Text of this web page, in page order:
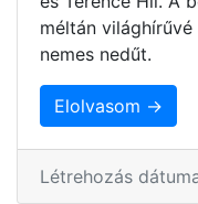
méltán
nemes nedűt.
Elolvasom →
Létrehozás